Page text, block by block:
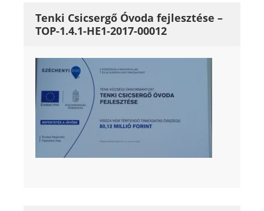
Tenki Csicsergő Óvoda fejlesztése –
TOP-1.4.1-HE1-2017-00012